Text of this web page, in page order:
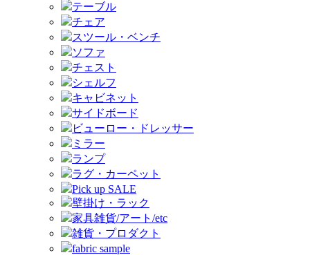
テーブル
チェア
スツール・ベンチ
ソファ
チェスト
シェルフ
キャビネット
サイドボード
ビューロー・ドレッサー
ミラー
ランプ
ラグ・カーペット
Pick up SALE
壁掛け・ラック
家具雑貨/アート/etc
雑貨・プロダクト
fabric sample